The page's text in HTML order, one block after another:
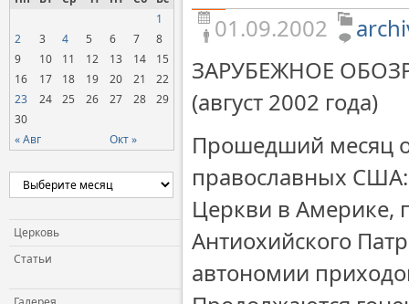
Нарушения прав
верующих
Официальная хроника
СОЦИАЛЬНОЕ
Церковь и власть
Церковь и общество
Церковь и СМИ
Хроники
« Авг Окт »
1
2
3 4 5 6 7
8
9
10 11 12 13 14
15
16
17 18 19 20 21
22
23
24 25 26 27 28
29
30
Церковь
Статьи
01.09.2002
ЗАРУБЕЖНОЕ
(август 2002 года)
Прошедший месяц
православных США:
Церкви в Америке,
Антиохийского
автономии